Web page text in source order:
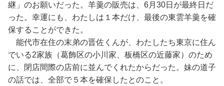
継」のお願いだった。羊羹の販売は、6月30日が最終日だ
った。幸運にも、わたしは１本だけ、最後の東雲羊羹を確
保することができた。
能代市在住の末弟の晋佐くんが、わたしたち東京に住ん
でいる2家族（葛飾区の小川家、板橋区の近藤家）のため
に、閉店間際の店前に並んでくれたからだった。妹の道子
の話では、全部で５本を確保したとのこと。